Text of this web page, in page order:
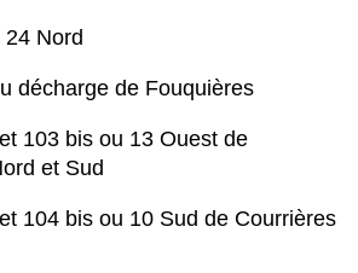
24 Nord
décharge de Fouquières
103 bis ou 13 Ouest de
et Sud
104 bis ou 10 Sud de Courrières